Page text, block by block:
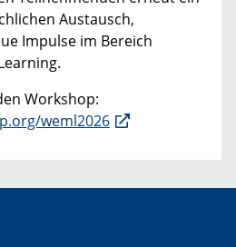
Austausch,
Impulse im Bereich
Workshop:
weml2026